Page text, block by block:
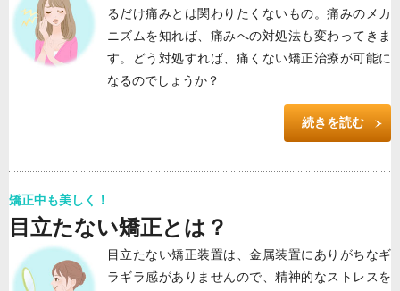
るだけ痛みとは関わりたくないもの。痛みのメカ
ニズムを知れば、痛みへの対処法も変わってきま
す。どう対処すれば、痛くない矯正治療が可能に
なるのでしょうか？
続きを読む
矯正中も美しく！
目立たない矯正とは？
目立たない矯正装置は、金属装置にありがちなギ
ラギラ感がありませんので、精神的なストレスを